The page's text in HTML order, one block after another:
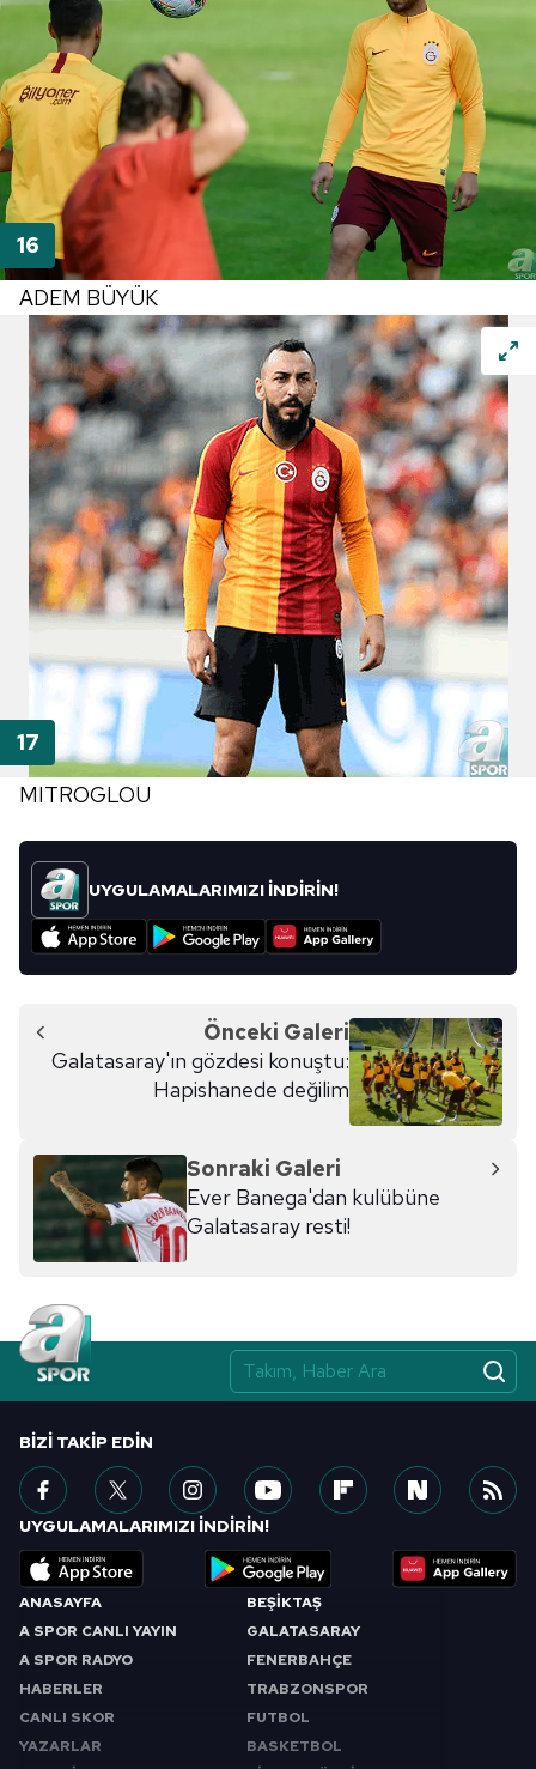
ADEM BÜYÜK
MITROGLOU
UYGULAMALARIMIZI İNDİRİN!
Önceki Galeri
Galatasaray'ın gözdesi konuştu:
Hapishanede değilim
Sonraki Galeri
Ever Banega'dan kulübüne
Galatasaray resti!
ANASAYFA
A SPOR CANLI YAYIN
A SPOR RADYO
HABERLER
CANLI SKOR
YAZARLAR
BEŞİKTAŞ
GALATASARAY
FENERBAHÇE
TRABZONSPOR
FUTBOL
BASKETBOL
BIZI TAKIP EDIN
UYGULAMALARIMIZI İNDİRİN!